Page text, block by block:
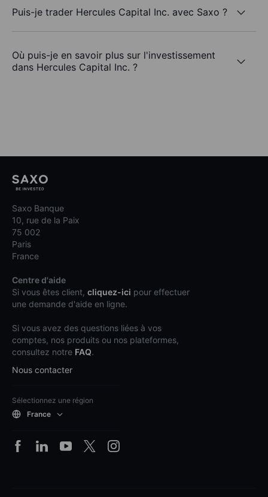
Puis-je trader Hercules Capital Inc. avec Saxo ?
Où puis-je en savoir plus sur l'investissement
dans Hercules Capital Inc. ?
Saxo Banque
10, rue de la Paix
75 002
Paris
France
Centre d'aide
Si vous êtes client, cliquez-ici pour effectuer
une demande d'aide en ligne.
Si vous avez des questions liées à vos
comptes, nos produits ou nos plateformes,
consultez notre FAQ.
Nous contacter
Sélectionnez une région
France